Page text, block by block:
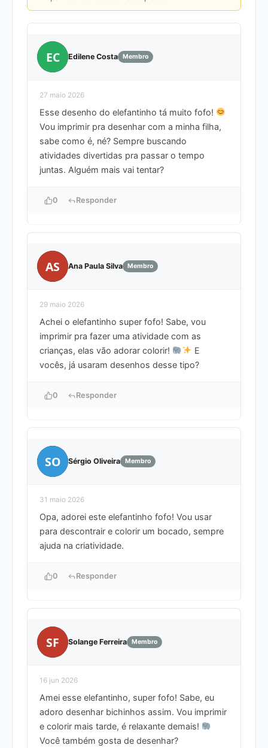
EC Edilene Costa Membro
27 maio 2026
Esse desenho do elefantinho tá muito fofo!
Vou imprimir pra desenhar com a minha filha,
sabe como é, né? Sempre buscando
atividades divertidas pra passar o tempo
juntas. Alguém mais vai tentar?
0 Responder
AS Ana Paula Silva Membro
29 maio 2026
Achei o elefantinho super fofo! Sabe, vou
imprimir pra fazer uma atividade com as
crianças, elas vão adorar colorir!
E
vocês, já usaram desenhos desse tipo?
0 Responder
SO Sérgio Oliveira Membro
31 maio 2026
Opa, adorei este elefantinho fofo! Vou usar
para descontrair e colorir um bocado, sempre
ajuda na criatividade.
0 Responder
SF Solange Ferreira Membro
16 jun 2026
Amei esse elefantinho, super fofo! Sabe, eu
adoro desenhar bichinhos assim. Vou imprimir
e colorir mais tarde, é relaxante demais!
Você também gosta de desenhar?